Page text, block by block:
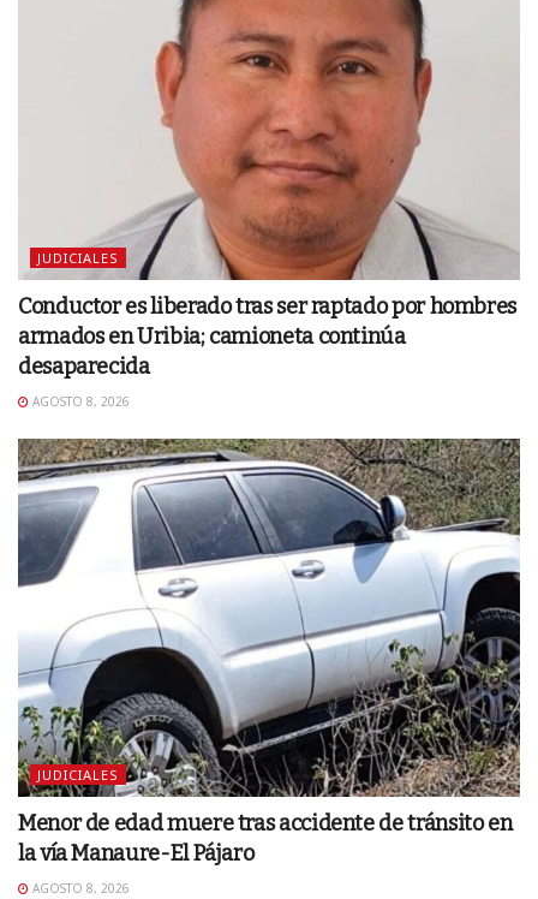
JUDICIALES
Conductor es liberado tras ser raptado por hombres
armados en Uribia; camioneta continúa
desaparecida
AGOSTO 8, 2026
JUDICIALES
Menor de edad muere tras accidente de tránsito en
la vía Manaure-El Pájaro
AGOSTO 8, 2026